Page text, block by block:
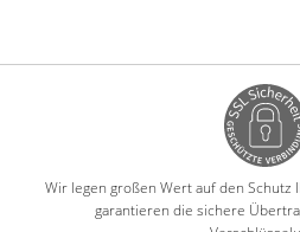
Wir legen großen Wert auf den
garantieren die sichere